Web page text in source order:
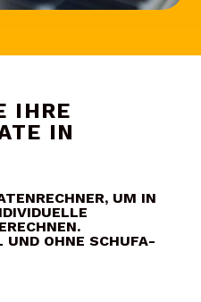
IHRE
IN
UM IN
UND OHNE SCHUFA-